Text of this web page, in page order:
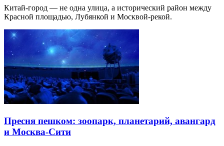
Китай-город — не одна улица, а исторический район между
Красной площадью, Лубянкой и Москвой-рекой.
Пресня пешком: зоопарк, планетарий, авангард
и Москва-Сити